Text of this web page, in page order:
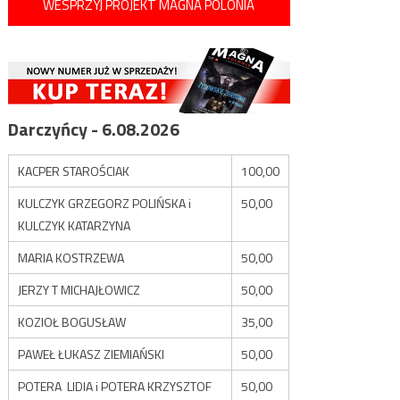
WESPRZYJ PROJEKT MAGNA POLONIA
Darczyńcy - 6.08.2026
KACPER STAROŚCIAK
100,00
KULCZYK GRZEGORZ POLIŃSKA i
KULCZYK KATARZYNA
50,00
MARIA KOSTRZEWA
50,00
JERZY T MICHAJŁOWICZ
50,00
KOZIOŁ BOGUSŁAW
35,00
PAWEŁ ŁUKASZ ZIEMIAŃSKI
50,00
POTERA LIDIA i POTERA KRZYSZTOF
50,00